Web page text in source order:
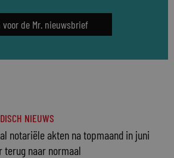
voor de Mr. nieuwsbrief
NIEUWS
notariële akten na topmaand in juni
terug naar normaal